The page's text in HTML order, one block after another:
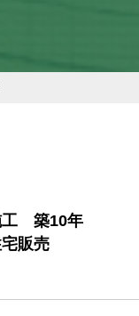
工 築10年
販売